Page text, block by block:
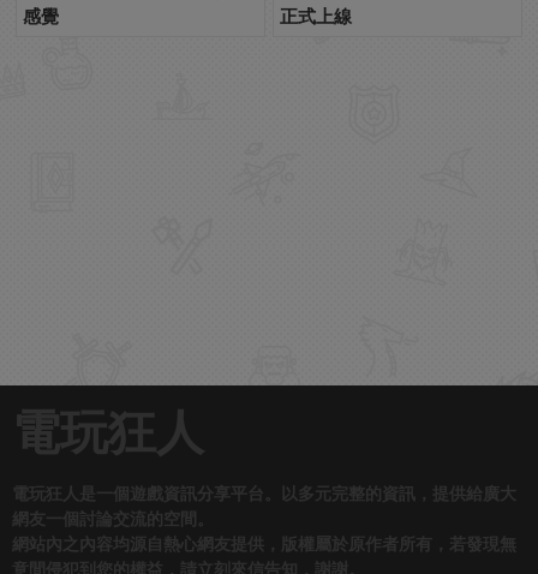
感覺
正式上線
電玩狂人
電玩狂人是一個遊戲資訊分享平台。以多元完整的資訊，提供給廣大
網友一個討論交流的空間。
網站內之內容均源自熱心網友提供，版權屬於原作者所有，若發現無
意間侵犯到您的權益，請立刻來信告知，謝謝。